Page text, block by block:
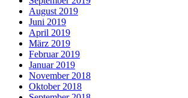
August 2019
Juni 2019
April 2019
März 2019
Februar 2019
Januar 2019
November 2018
Oktober 2018